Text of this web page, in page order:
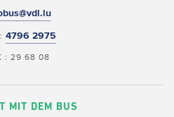
4796 2975
: 29 68 08
MIT DEM BUS